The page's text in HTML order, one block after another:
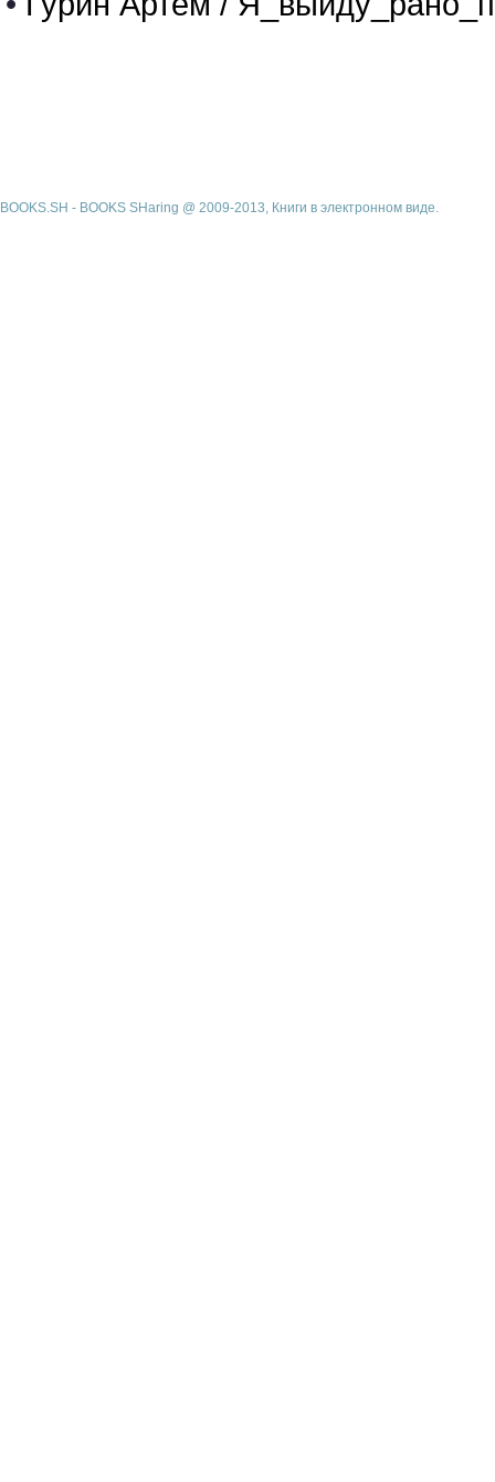
BOOKS.SH - BOOKS SHaring @ 2009-2013, Книги в электронном виде.